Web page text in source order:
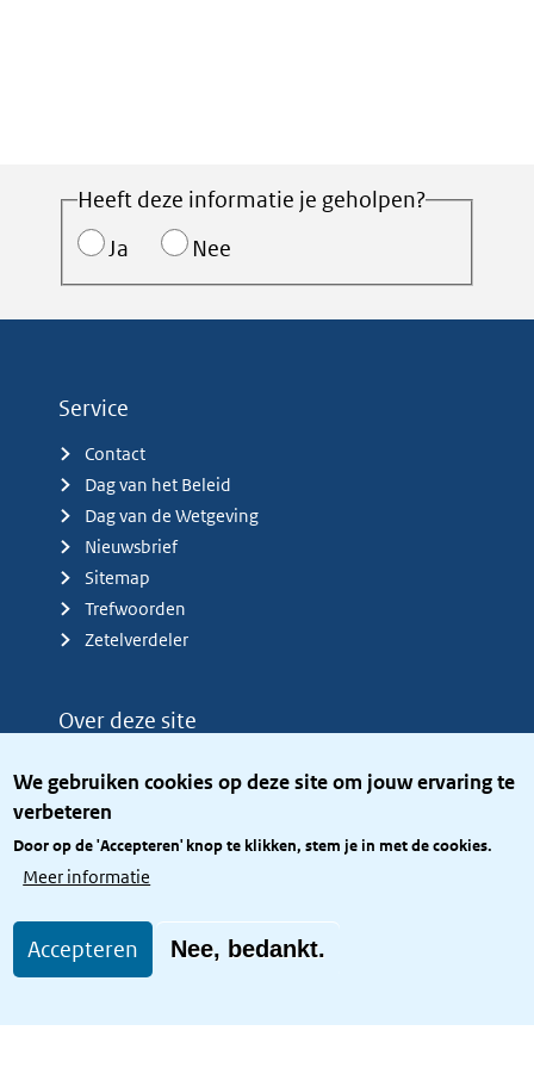
We gebruiken cookies op deze site om jouw ervaring te
verbeteren
Door op de 'Accepteren' knop te klikken, stem je in met de cookies.
Meer informatie
Accepteren Nee, bedankt.
Heeft deze informatie je geholpen?
Ja
Nee
Service
Contact
Dag van het Beleid
Dag van de Wetgeving
Nieuwsbrief
Sitemap
Trefwoorden
Zetelverdeler
Over deze site
Privacy
Toegang site openbaar
Toegankelijkheid